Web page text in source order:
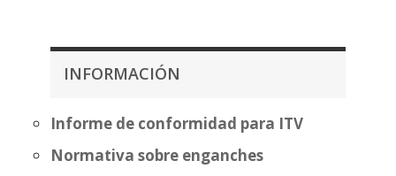
397,97€
INFORMACIÓN
Informe de conformidad para ITV
Normativa sobre enganches